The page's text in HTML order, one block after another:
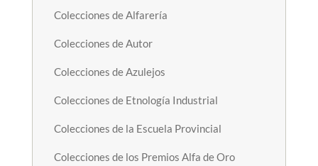
Colecciones de Alfarería
Colecciones de Autor
Colecciones de Azulejos
Colecciones de Etnología Industrial
Colecciones de la Escuela Provincial
Colecciones de los Premios Alfa de Oro